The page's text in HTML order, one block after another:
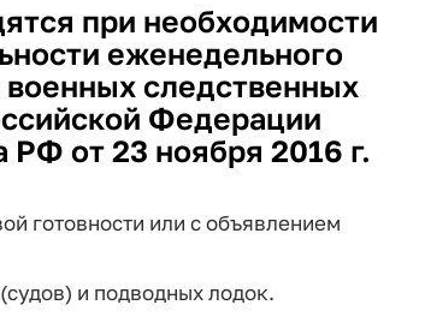
при необходимости
еженедельного
следственных
Федерации
РФ от 23 ноября 2016 г.
готовности или с объявлением
и подводных лодок.